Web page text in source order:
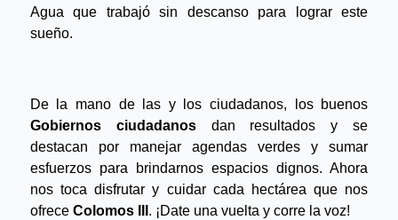
Agua que trabajó sin descanso para lograr este
sueño.
Gobiernos ciudadanos dan resultados y se
destacan por manejar agendas verdes y sumar
esfuerzos para brindarnos espacios dignos. Ahora
nos toca disfrutar y cuidar cada hectárea que nos
ofrece Colomos III . ¡Date una vuelta y corre la voz!